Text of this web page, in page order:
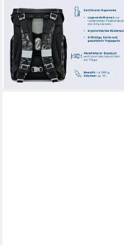
(14)
ab 159,95 € UVP 169,95 €
-6%
lieferbar - in 2-3 Werktagen bei dir
+8